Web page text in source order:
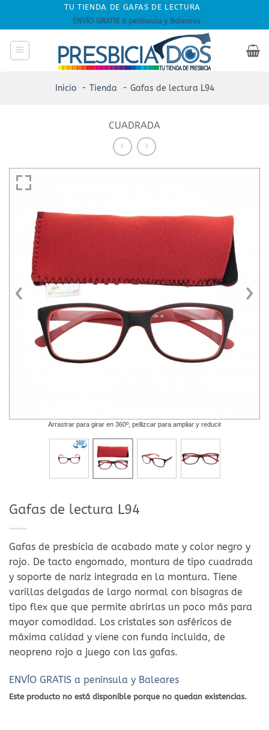
TU TIENDA DE GAFAS DE LECTURA
ENVÍO GRATIS a península y Baleares
Inicio Tienda Gafas de lectura L94
CUADRADA
Arrastrar para girar en 360º, pellizcar para ampliar y reducir
Gafas de lectura L94
Gafas de presbicia de acabado mate y color negro y
rojo. De tacto engomado, montura de tipo cuadrada
y soporte de nariz integrada en la montura. Tiene
varillas delgadas de largo normal con bisagras de
tipo flex que que permite abrirlas un poco más para
mayor comodidad. Los cristales son asféricos de
máxima calidad y viene con funda incluida, de
neopreno rojo a juego con las gafas.
ENVÍO GRATIS a península y Baleares
Este producto no está disponible porque no quedan existencias.